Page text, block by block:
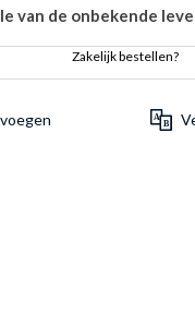
van de onbekende
Zakelijk bestellen?